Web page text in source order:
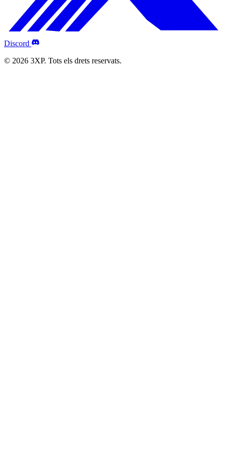
Discord
© 2026 3XP. Tots els drets reservats.